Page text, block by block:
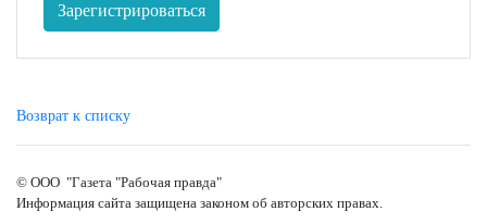
Зарегистрироваться
Возврат к списку
© ООО "Газета "Рабочая правда"
Информация сайта защищена законом об авторских правах.